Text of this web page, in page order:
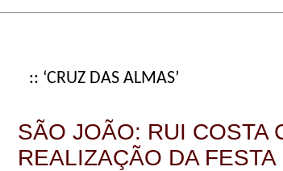
:: ‘CRUZ DAS ALMAS’
SÃO JOÃO: RUI COSTA
REALIZAÇÃO DA